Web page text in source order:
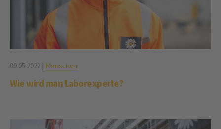
09.05.2022 | Menschen
Wie wird man Laborexperte?